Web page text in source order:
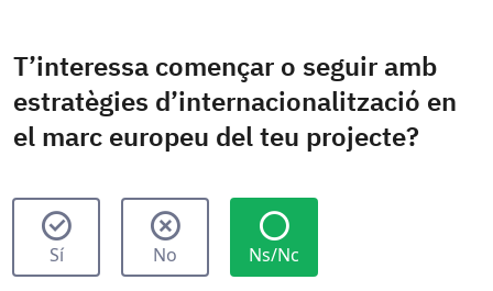
T’interessa començar o seguir amb
estratègies d’internacionalització en
el marc europeu del teu projecte?
Sí No Ns/Nc